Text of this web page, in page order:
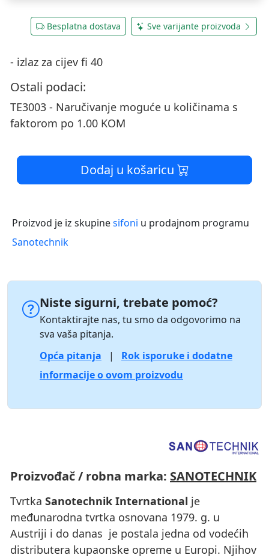
Besplatna dostava Sve varijante proizvoda
- izlaz za cijev fi 40
Ostali podaci:
TE3003 - Naručivanje moguće u količinama s
faktorom po 1.00 KOM
Dodaj u košaricu
Proizvod je iz skupinesifoni u prodajnom programu
Sanotechnik
Niste sigurni, trebate pomoć?
Kontaktirajte nas, tu smo da odgovorimo na
sva vaša pitanja.
Opća pitanja
|
Rok isporuke i dodatne
informacije o ovom proizvodu
Proizvođač / robna marka: SANOTECHNIK
Tvrtka Sanotechnik International je
međunarodna tvrtka osnovana 1979. g. u
Austriji i do danas je postala jedna od vodećih
distributera kupaonske opreme u Europi. Njihov